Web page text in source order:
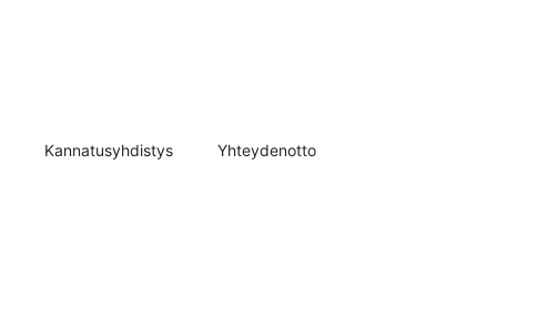
Kannatusyhdistys Yhteydenotto